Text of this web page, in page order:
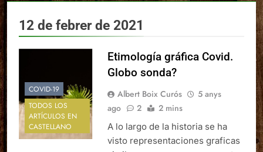
12 de febrer de 2021
COVID-19
TODOS LOS
ARTÍCULOS EN
CASTELLANO
Etimología gráfica Covid.
Globo sonda?
Albert Boix Curós
5 anys
ago
2 2 mins
A lo largo de la historia se ha
visto representaciones graficas